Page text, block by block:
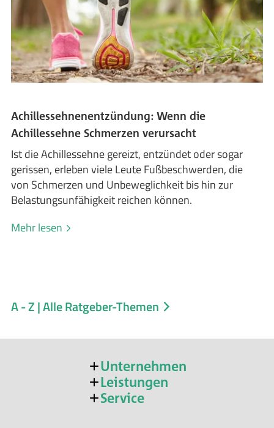
Achillessehnenentzündung: Wenn die
Achillessehne Schmerzen verursacht
Ist die Achillessehne gereizt, entzündet oder sogar
gerissen, erleben viele Leute Fußbeschwerden, die
von Schmerzen und Unbeweglichkeit bis hin zur
Belastungsunfähigkeit reichen können.
Mehr lesen
A - Z | Alle Ratgeber-Themen
Unternehmen
Leistungen
Service